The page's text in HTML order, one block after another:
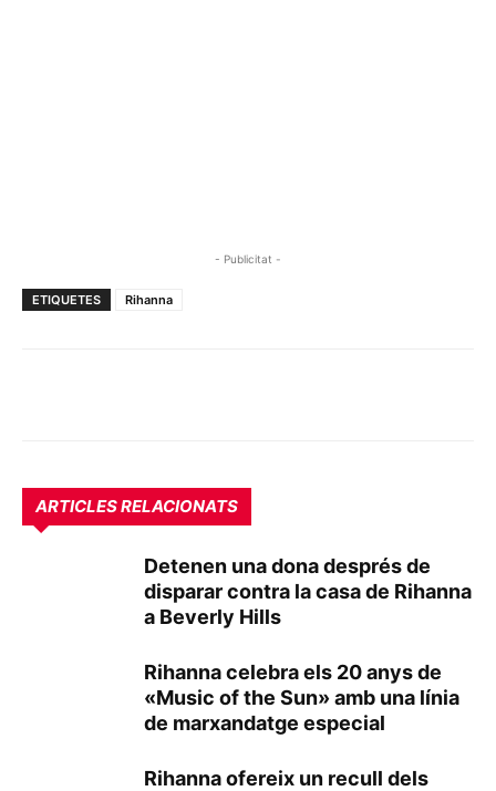
- Publicitat -
ETIQUETES Rihanna
ARTICLES RELACIONATS
Detenen una dona després de
disparar contra la casa de Rihanna
a Beverly Hills
Rihanna celebra els 20 anys de
«Music of the Sun» amb una línia
de marxandatge especial
Rihanna ofereix un recull dels